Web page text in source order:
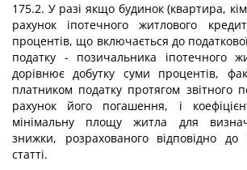
175.2. У разі якщо будинок (квартира,
рахунок іпотечного житлового
процентів, що включається до
податку - позичальника іпотечного
дорівнює добутку суми процентів,
платником податку протягом звітного
рахунок його погашення, і
мінімальну площу житла для
знижки, розрахованого відповідно до
статті.